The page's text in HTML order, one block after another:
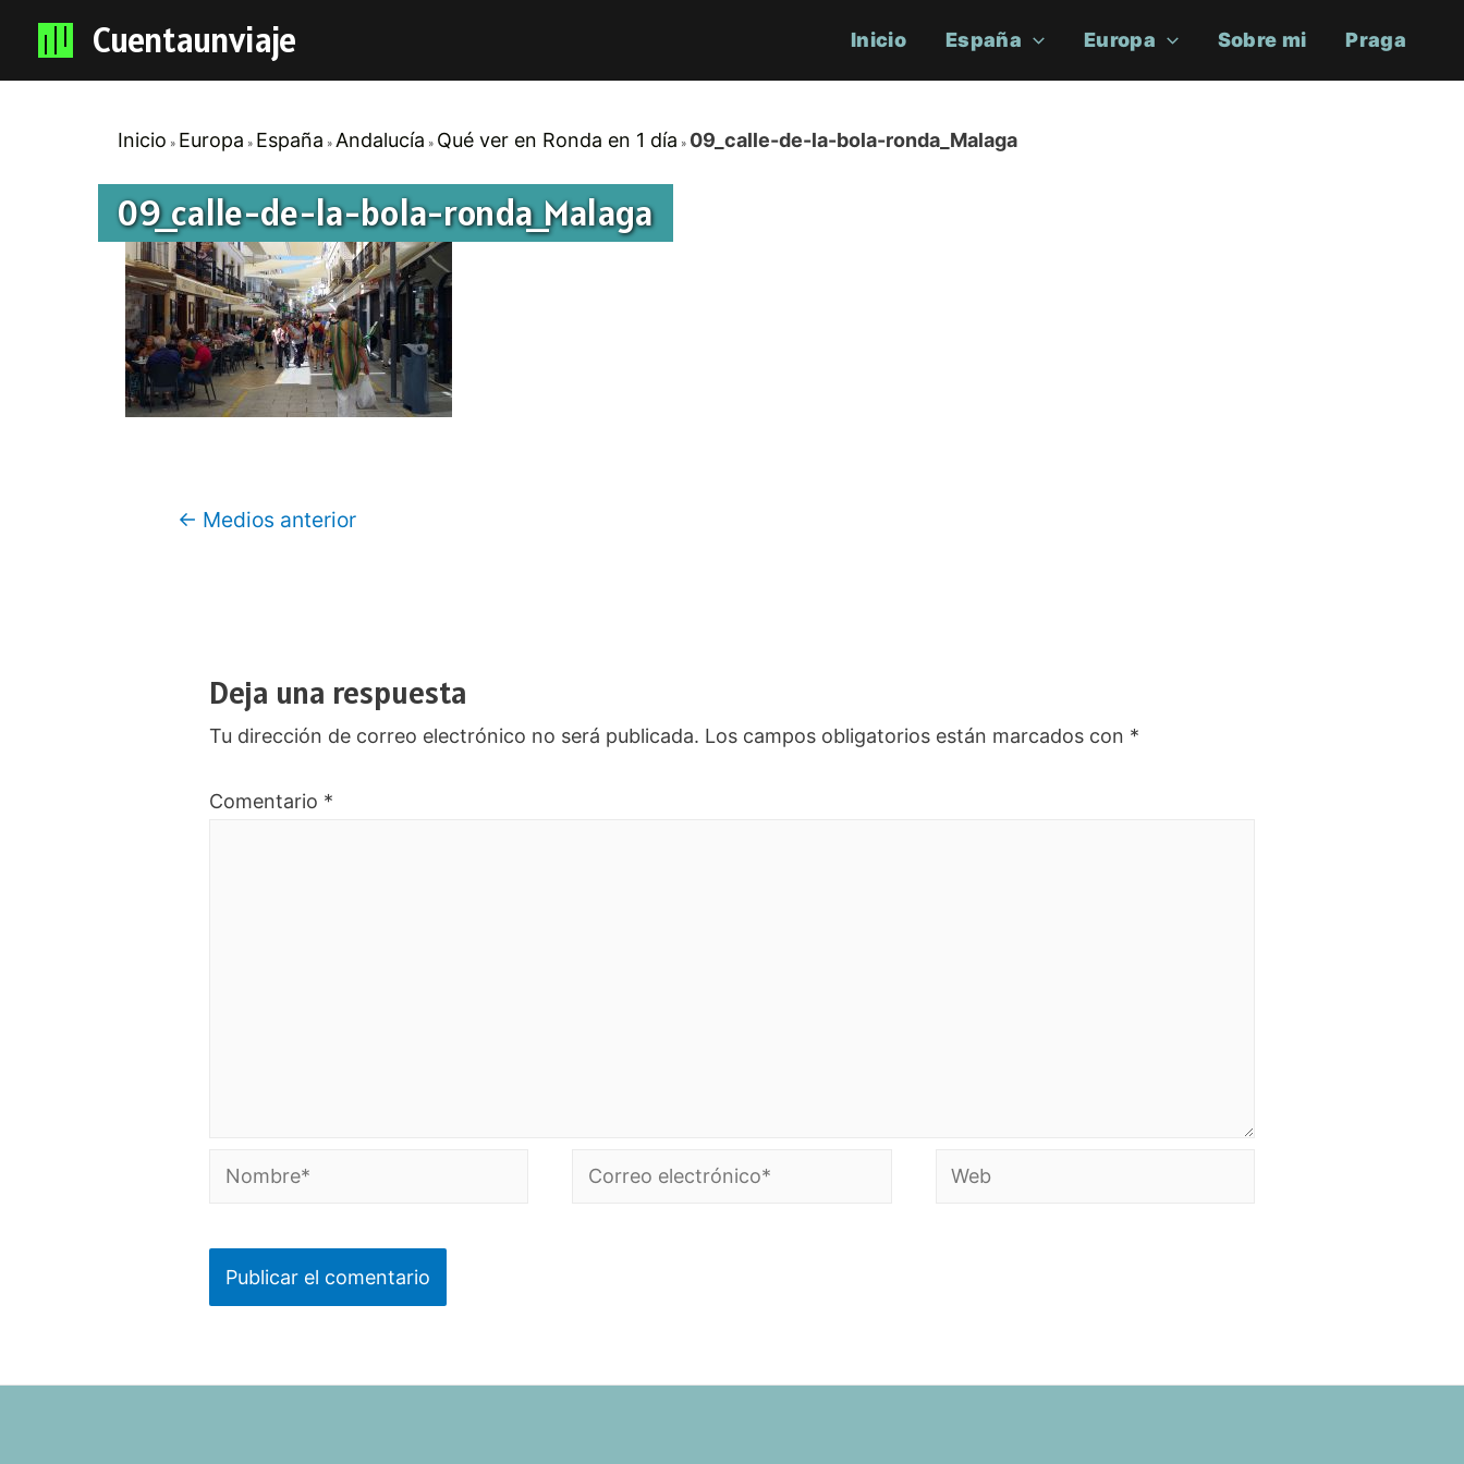
Cuentaunviaje Inicio España Europa Sobre mi Praga
Inicio Europa España Andalucía Qué ver en Ronda en 1 día 09_calle-de-la-bola-ronda_Malaga
09_calle-de-la-bola-ronda_Malaga
Navegación
← Medios anterior
Deja una respuesta
Tu dirección de correo electrónico no será publicada. Los campos obligatorios están marcados con *
Comentario *
Nombre*
Correo
Web